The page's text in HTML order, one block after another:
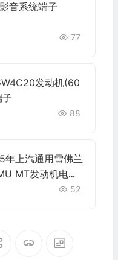
音系统端子
77
发动机(60
88
上汽通用雪佛兰
MT发动机电脑
52